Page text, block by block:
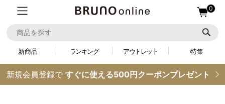
0
新商品 ランキング アウトレット 特集
新規会員登録で すぐに使える500円クーポンプレゼント